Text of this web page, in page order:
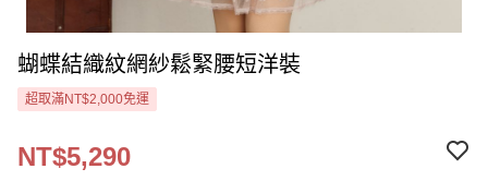
蝴蝶結織紋網紗鬆緊腰短洋裝
超取滿NT$2,000免運
NT$5,290